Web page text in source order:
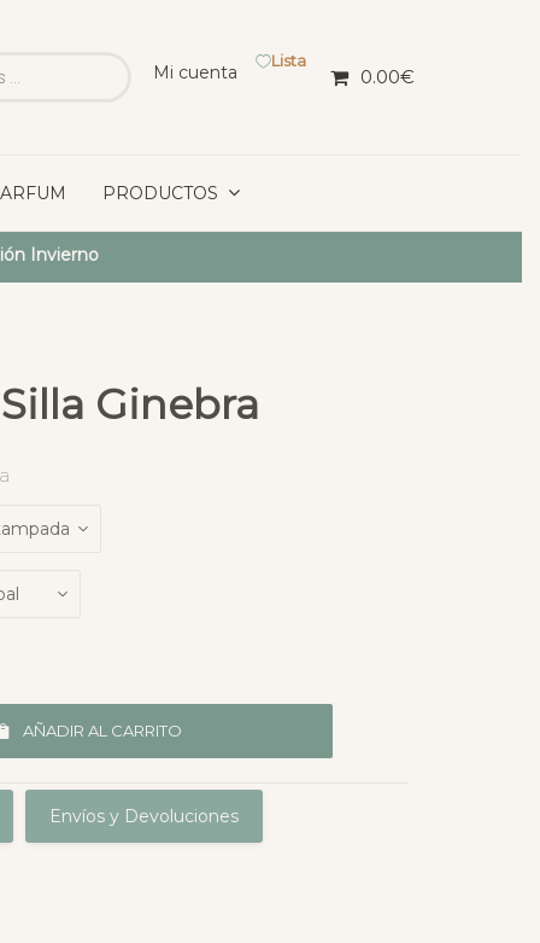
Mi cuenta
Lista
0.00€
PRODUCTOS
Invierno
Ginebra
AÑADIR AL CARRITO
Envíos y Devoluciones